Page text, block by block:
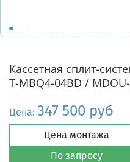
Кассетная сплит-
T-MBQ4-04BD /
Цена: 347 500 руб
Цена монтажа
По запросу